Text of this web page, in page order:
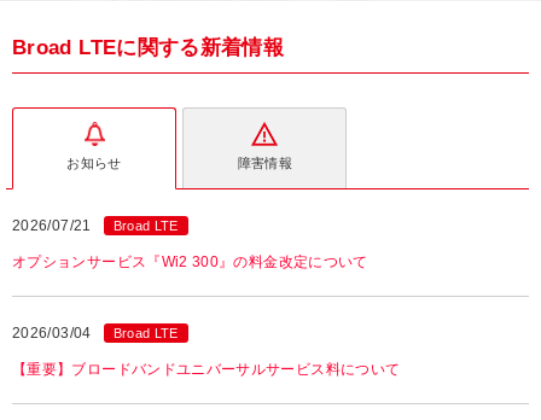
Broad LTEに関する新着情報
お知らせ 障害情報
2026/07/21 Broad LTE
オプションサービス『Wi2 300』の料金改定について
2026/03/04 Broad LTE
【重要】ブロードバンドユニバーサルサービス料について